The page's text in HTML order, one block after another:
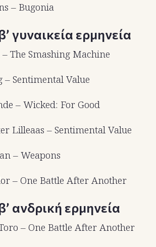
– Bugonia
γυναικεία ερμηνεία
The Smashing Machine
– Sentimental Value
– Wicked: For Good
Lilleaas – Sentimental Value
– Weapons
– One Battle After Another
ανδρική ερμηνεία
– One Battle After Another